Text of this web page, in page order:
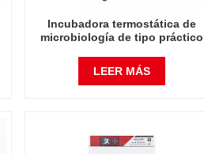
Incubadora termostática de
microbiología de tipo práctico
eléctrica bioquímica Precios de
fábrica Equipo de laboratorio de
LEER MÁS